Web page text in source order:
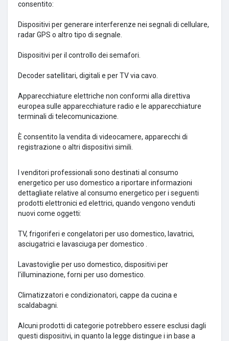
consentito:
Dispositivi per generare interferenze nei segnali di cellulare,
radar GPS o altro tipo di segnale.
Dispositivi per il controllo dei semafori.
Decoder satellitari, digitali e per TV via cavo.
Apparecchiature elettriche non conformi alla direttiva
europea sulle apparecchiature radio e le apparecchiature
terminali di telecomunicazione.
È consentito la vendita di videocamere, apparecchi di
registrazione o altri dispositivi simili.
I venditori professionali sono destinati al consumo
energetico per uso domestico a riportare informazioni
dettagliate relative al consumo energetico per i seguenti
prodotti elettronici ed elettrici, quando vengono venduti
nuovi come oggetti:
TV, frigoriferi e congelatori per uso domestico, lavatrici,
asciugatrici e lavasciuga per domestico .
Lavastoviglie per uso domestico, dispositivi per
l'illuminazione, forni per uso domestico.
Climatizzatori e condizionatori, cappe da cucina e
scaldabagni.
Alcuni prodotti di categorie potrebbero essere esclusi dagli
questi dispositivi, in quanto la legge distingue i in base a